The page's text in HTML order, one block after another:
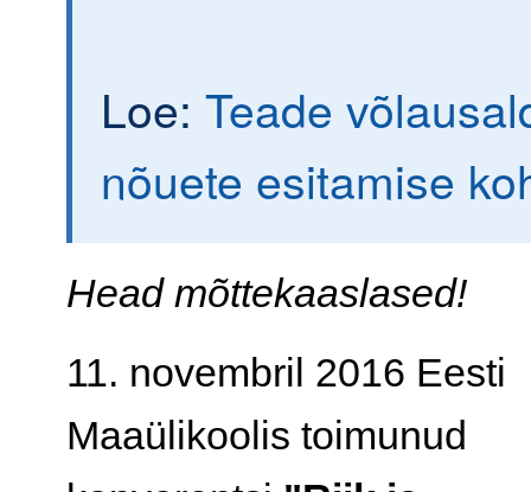
Loe: Teade
nõuete esitamise
Head mõttekaaslased!
11. novembril 2016 Eesti
Maaülikoolis toimunud